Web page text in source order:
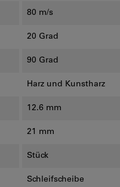
80 m/s
20 Grad
90 Grad
Harz und Kunstharz
12.6 mm
21 mm
Stück
Schleifscheibe